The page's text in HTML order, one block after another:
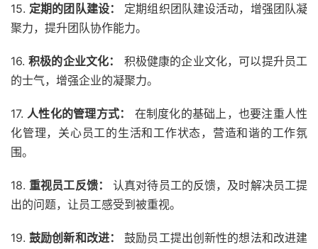
15. 定期的团队建设：
定期组织团队建设活动，增强团队凝
聚力，提升团队协作能力。
16.积极的企业文化：
积极健康的企业文化，可以提升员工
的士气，增强企业的凝聚力。
17.人性化的管理方式：
在制度化的基础上，也要注重人性
化管理，关心员工的生活和工作状态，营造和谐的工作氛
围。
18. 重视员工反馈：
认真对待员工的反馈，及时解决员工提
出的问题，让员工感受到被重视。
19.鼓励创新和改进：
鼓励员工提出创新性的想法和改进建